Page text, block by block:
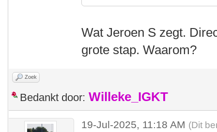
Wat Jeroen S zegt.
grote stap. Waarom?
Zoek
Bedankt door: Willeke_IGKT
19-Jul-2025, 11:18 AM (Dit